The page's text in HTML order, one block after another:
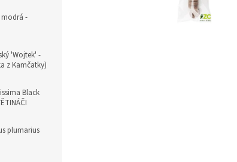
-
'Wojtek' -
z Kamčatky)
Black
plumarius